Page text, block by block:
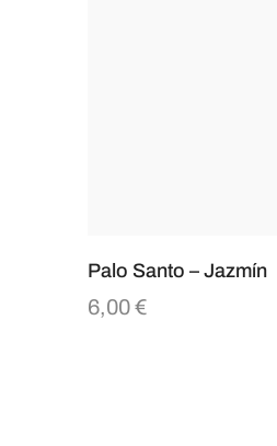
Palo Santo – Jazmín
6,00€